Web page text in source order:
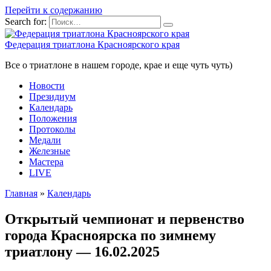
Перейти к содержанию
Search for:
Федерация триатлона Красноярского края
Все о триатлоне в нашем городе, крае и еще чуть чуть)
Новости
Президиум
Календарь
Положения
Протоколы
Медали
Железные
Мастера
LIVE
Главная » Календарь
Открытый чемпионат и первенство
города Красноярска по зимнему
триатлону — 16.02.2025